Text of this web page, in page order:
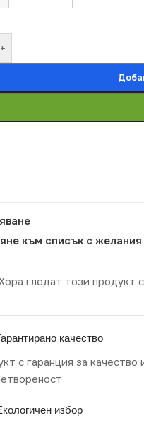
+
към списък с желания
гледат този продукт
качество
с гаранция за качество
избор